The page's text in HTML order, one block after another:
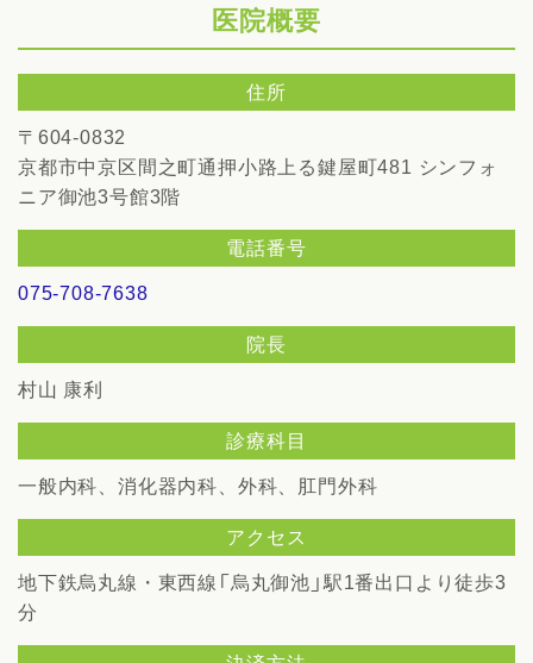
医院概要
住所
〒604-0832
京都市中京区間之町通押小路上る鍵屋町481 シンフォ
ニア御池3号館3階
電話番号
075-708-7638
院長
村山 康利
診療科目
一般内科、消化器内科、外科、肛門外科
アクセス
地下鉄烏丸線・東西線「烏丸御池」駅1番出口より徒歩3
分